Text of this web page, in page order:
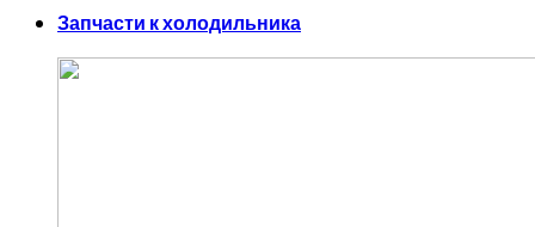
Запчасти к холодильника